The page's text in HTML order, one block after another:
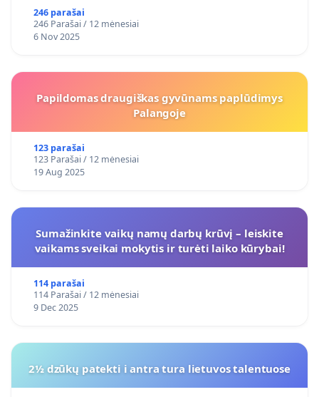
246 parašai
246 Parašai / 12 mėnesiai
6 Nov 2025
Papildomas draugiškas gyvūnams paplūdimys
Palangoje
123 parašai
123 Parašai / 12 mėnesiai
19 Aug 2025
Sumažinkite vaikų namų darbų krūvį – leiskite
vaikams sveikai mokytis ir turėti laiko kūrybai!
114 parašai
114 Parašai / 12 mėnesiai
9 Dec 2025
2½ dzūkų patekti i antra tura lietuvos talentuose